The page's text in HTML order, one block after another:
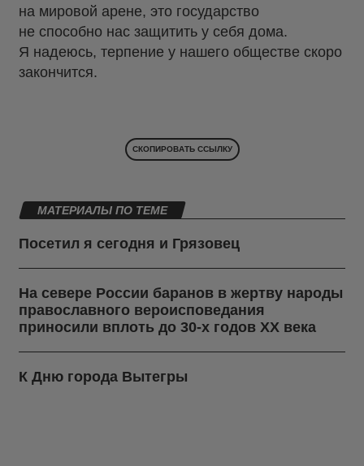
на мировой арене, это государство
не способно нас защитить у себя дома.
Я надеюсь, терпение у нашего обществе скоро
закончится.
СКОПИРОВАТЬ ССЫЛКУ
МАТЕРИАЛЫ ПО ТЕМЕ
Посетил я сегодня и Грязовец
На севере России баранов в жертву народы
православного вероисповедания
приносили вплоть до 30-х годов ХХ века
К Дню города Вытегры